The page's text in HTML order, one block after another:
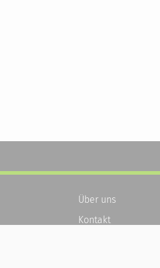
Über uns
Kontakt